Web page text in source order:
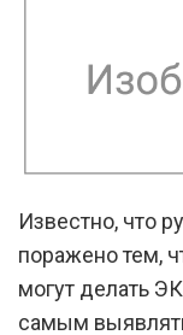
Известно, что
поражено тем,
могут делать
самым